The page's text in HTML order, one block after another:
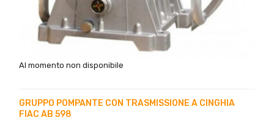
Al momento non disponibile
GRUPPO POMPANTE CON TRASMISSIONE A CINGHIA
FIAC AB 598